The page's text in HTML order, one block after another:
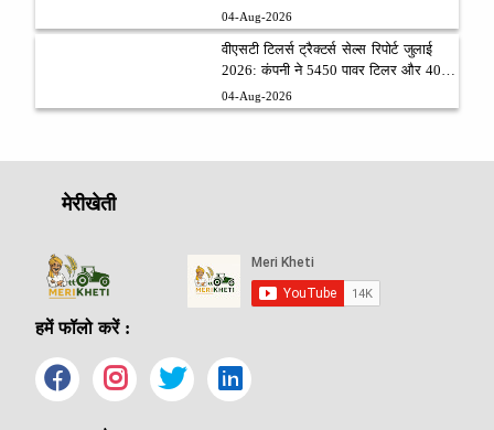
04-Aug-2026
वीएसटी टिलर्स ट्रैक्टर्स सेल्स रिपोर्ट जुलाई
2026: कंपनी ने 5450 पावर टिलर और 403
ट्रैक्टर बेचे
04-Aug-2026
मेरीखेती
हमें फॉलो करें :